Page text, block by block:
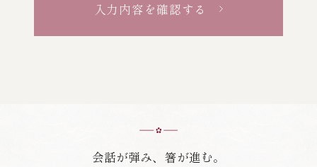
入力内容を確認する
会話が弾み、箸が進む。